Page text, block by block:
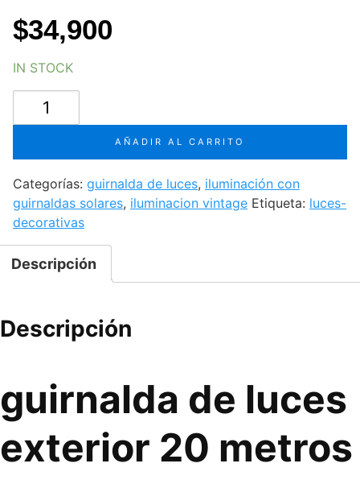
$34,900
IN STOCK
guirnalda
exterior
20
metros
no
ampolletas
cantidad
AÑADIR AL CARRITO
Categorías: guirnalda de luces, iluminación con
guirnaldas solares, iluminacion vintage Etiqueta: luces-
decorativas
Descripción
Descripción
guirnalda de luces
exterior 20 metros